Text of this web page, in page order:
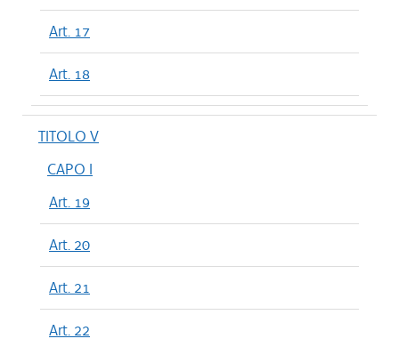
Art. 17
Art. 18
TITOLO V
CAPO I
Art. 19
Art. 20
Art. 21
Art. 22